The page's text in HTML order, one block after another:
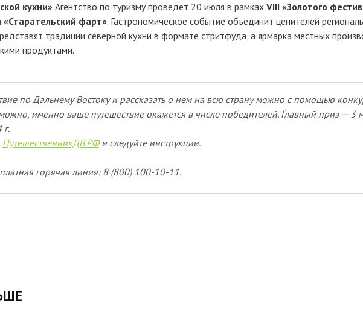
кухни»Агентство по туризму проведет 20 июля в рамках VIII «Золотого
«Старательский фарт». Гастрономическое событие объединит ценителей
традиции северной кухни в формате стритфуда, а ярмарка местных
продуктами.
по Дальнему Востоку и рассказать о нем на всю страну можно с помощью
именно ваше путешествие окажется в числе победителей. Главный приз —
г.
ПутешественникДВ.РФи следуйте инструкции.
горячая линия: 8 (800) 100-10-11.